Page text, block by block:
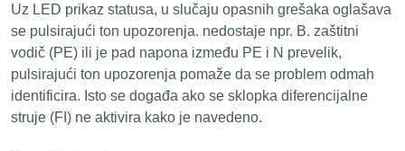
Uz LED prikaz statusa, u slučaju opasnih grešaka oglašava
se pulsirajući ton upozorenja. nedostaje npr. B. zaštitni
vodič (PE) ili je pad napona između PE i N prevelik,
pulsirajući ton upozorenja pomaže da se problem odmah
identificira. Isto se događa ako se sklopka diferencijalne
struje (FI) ne aktivira kako je navedeno.